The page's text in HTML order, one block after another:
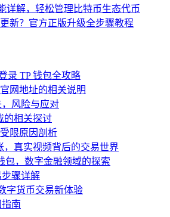
详解，轻松管理比特币生态代币
新？官方正版升级全步骤教程
录 TP 钱包全攻略
网地址的相关说明
风险与应对
的相关探讨
限原因剖析
，真实视频背后的交易世界
包，数字金融领域的探索
步骤详解
字货币交易新体验
南